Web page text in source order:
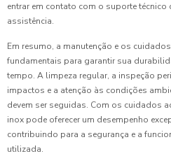
entrar em contato com o suporte
assistência.
Em resumo, a manutenção e os
fundamentais para garantir sua
tempo. A limpeza regular, a inspeção
impactos e a atenção às condições
devem ser seguidas. Com os cuidados
inox pode oferecer um desempenho
contribuindo para a segurança e a
utilizada.